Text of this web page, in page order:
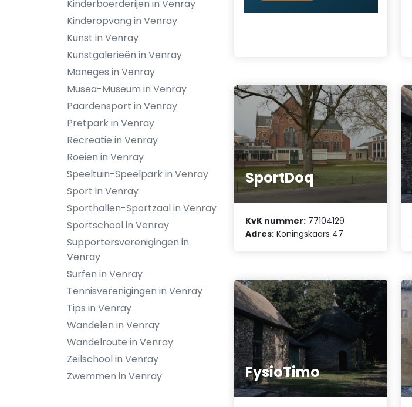
Kinderboerderijen in Venray
Kinderopvang in Venray
Kunst in Venray
Kunstgalerieën in Venray
Maneges in Venray
Musea-Museum in Venray
Paardensport in Venray
Pretpark in Venray
Recreatie in Venray
Roeien in Venray
Speeltuin-Speelpark in Venray
Sport in Venray
Sporthallen-Sportzaal in Venray
Sportschool in Venray
Supportersverenigingen in
Venray
Surfen in Venray
Tennisverenigingen in Venray
Tips in Venray
Wandelen in Venray
Wandelroute in Venray
Zeilschool in Venray
Zwemmen in Venray
SportDoq
KvK nummer: 77104129
Adres: Koningskaars 47
FysioTimo